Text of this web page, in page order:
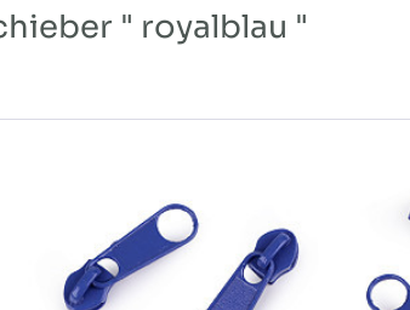
" royalblau "